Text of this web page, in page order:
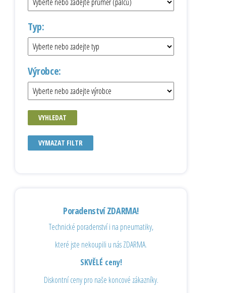
Typ:
Výrobce:
VYHLEDAT
VYMAZAT FILTR
Poradenství ZDARMA!
Technické poradenství i na pneumatiky,
které jste nekoupili u nás ZDARMA.
SKVĚLÉ ceny!
Diskontní ceny pro naše koncové zákazníky.